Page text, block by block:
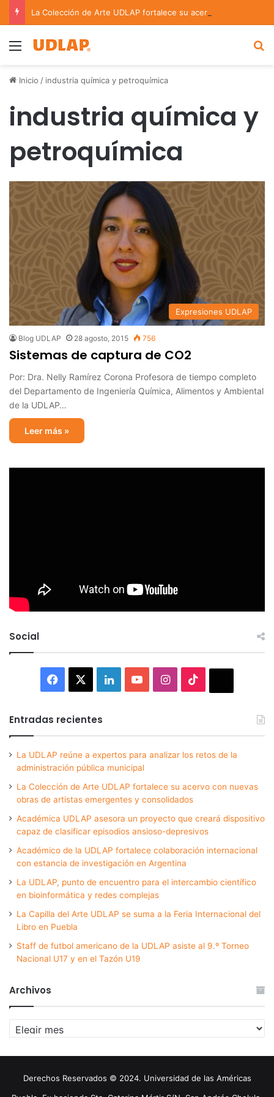
Menu
Inicio / industria química y petroquímica
industria química y
petroquímica
Expresiones UDLAP
Blog UDLAP 28 agosto, 2015 756
Sistemas de captura de CO2
Por: Dra. Nelly Ramírez Corona Profesora de tiempo completo
del Departamento de Ingeniería Química, Alimentos y Ambiental
de la UDLAP…
Leer más »
Social
Facebook LinkedInYouTubeInstagram
Entradas recientes
La UDLAP reúne a expertos para analizar los retos de la
administración pública municipal
La Colección de Arte UDLAP fortalece su acervo con nuevas
obras de artistas emergentes y consolidados
Académica UDLAP asesora un proyecto que creará dispositivo
capaz de clasificar episodios ansioso-depresivos
Académico de la UDLAP fortalece colaboración internacional
con estancia de investigación en Argentina
La UDLAP, punto de encuentro para el intercambio científico
en bioinformática y redes complejas
La Capilla del Arte UDLAP se suma a la Feria Internacional del
Libro en Puebla
Staff de futbol americano de la UDLAP asiste al 9.º Torneo
Nacional U17 y en el Tazón U19
Archivos
Archivos
Derechos Reservados © 2024. Universidad de las Américas